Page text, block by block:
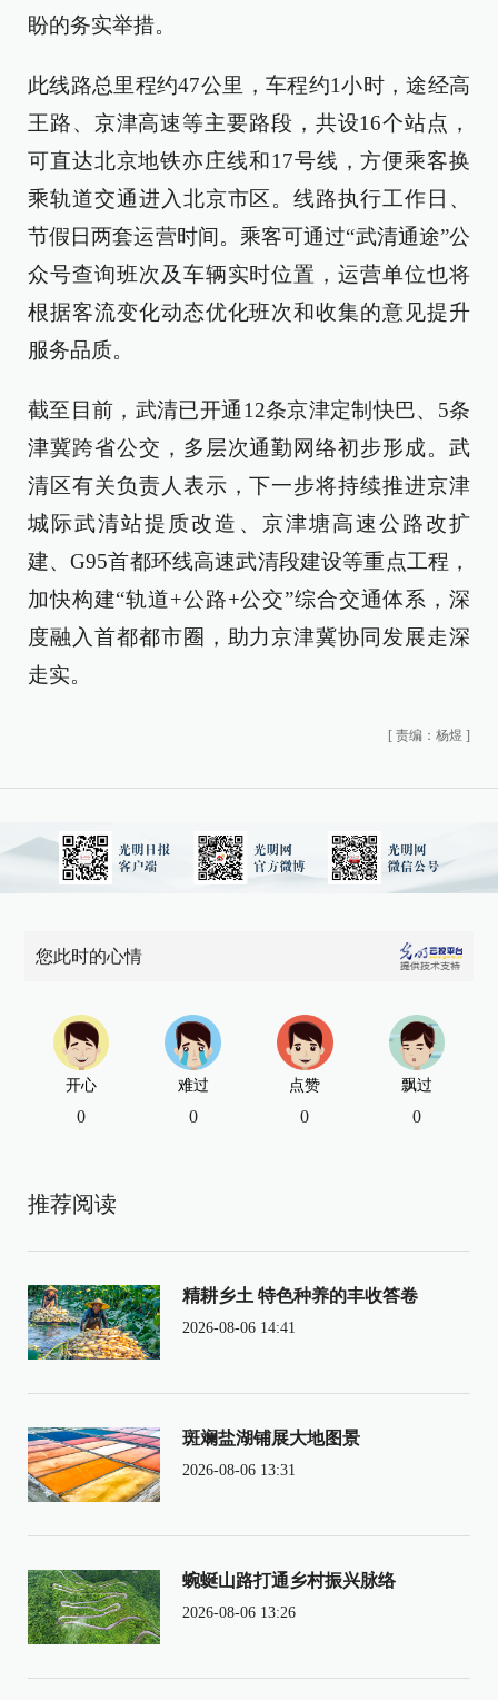
盼的务实举措。
此线路总里程约47公里，车程约1小时，途经高
王路、京津高速等主要路段，共设16个站点，
可直达北京地铁亦庄线和17号线，方便乘客换
乘轨道交通进入北京市区。线路执行工作日、
节假日两套运营时间。乘客可通过“武清通途”公
众号查询班次及车辆实时位置，运营单位也将
根据客流变化动态优化班次和收集的意见提升
服务品质。
截至目前，武清已开通12条京津定制快巴、5条
津冀跨省公交，多层次通勤网络初步形成。武
清区有关负责人表示，下一步将持续推进京津
城际武清站提质改造、京津塘高速公路改扩
建、G95首都环线高速武清段建设等重点工程，
加快构建“轨道+公路+公交”综合交通体系，深
度融入首都都市圈，助力京津冀协同发展走深
走实。
[ 责编：杨煜 ]
您此时的心情
开心
0
难过
0
点赞
0
飘过
0
推荐阅读
精耕乡土 特色种养的丰收答卷
2026-08-06 14:41
斑斓盐湖铺展大地图景
2026-08-06 13:31
蜿蜒山路打通乡村振兴脉络
2026-08-06 13:26